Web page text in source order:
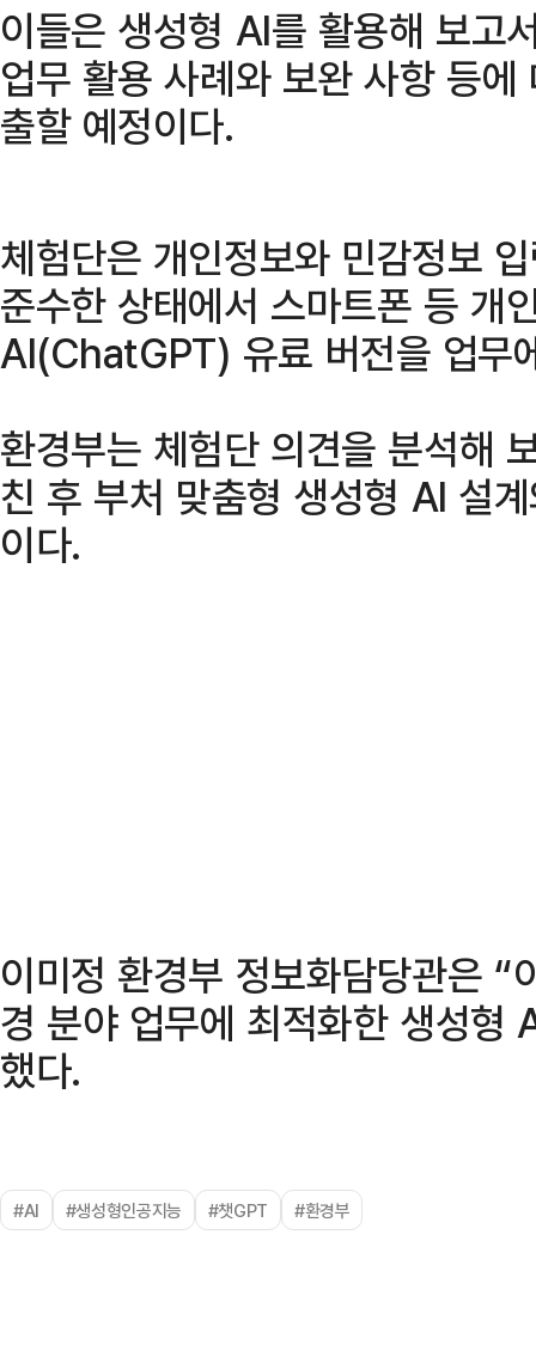
이들은 생성형 AI를 활용해 보고
업무 활용 사례와 보완 사항 등
출할 예정이다.
체험단은 개인정보와 민감정보
준수한 상태에서 스마트폰 등 개
AI(ChatGPT) 유료 버전을 업무
환경부는 체험단 의견을 분석해
친 후 부처 맞춤형 생성형 AI 설
이다.
이미정 환경부 정보화담당관은
경 분야 업무에 최적화한 생성형
했다.
#AI #생성형인공지능 #챗GPT #환경부